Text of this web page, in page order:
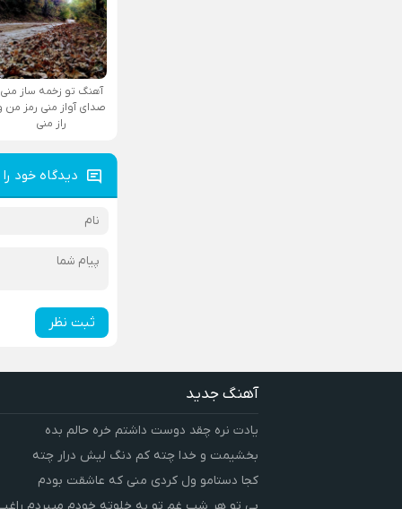
آهنگ تو زخمه ساز منی
صدای آواز منی رمز من
راز منی
دیدگاه خود
ثبت نظر
آهنگ جدید
یادت نره چقد دوست داشتم خره حالم بده
بخشیمت و خدا چته کم دنگ لیش درار چته
کجا دستامو ول کردی منی که عاشقت بودم